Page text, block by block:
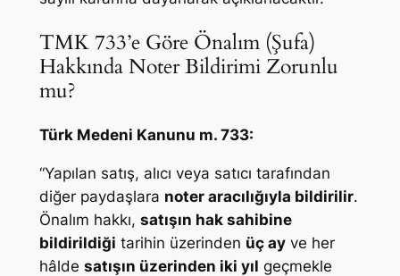
TMK 733’e Göre Önalım (Şufa)
Hakkında Noter Bildirimi Zorunlu
mu?
Türk Medeni Kanunu m. 733:
“Yapılan satış, alıcı veya satıcı tarafından
diğer paydaşlara noter aracılığıyla bildirilir.
Önalım hakkı, satışın hak sahibine
bildirildiği tarihin üzerinden üç ayve her
hâlde satışın üzerinden iki yıl geçmekle